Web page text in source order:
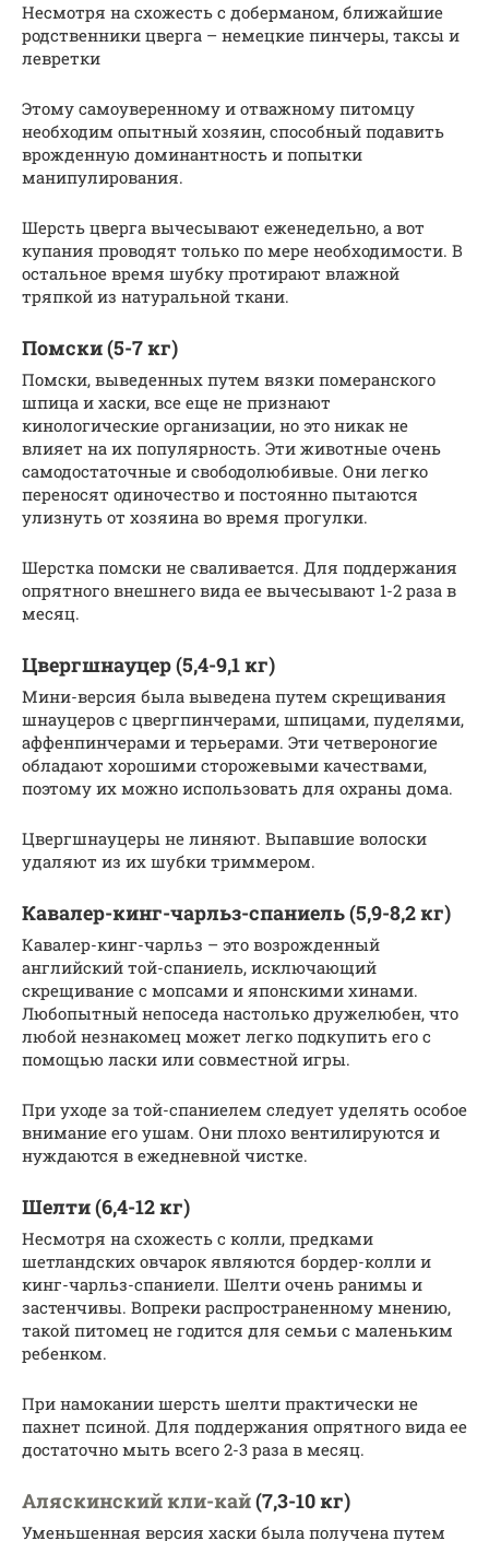
Несмотря на схожесть с доберманом, ближайшие
родственники цверга – немецкие пинчеры, таксы и
левретки
Этому самоуверенному и отважному питомцу
необходим опытный хозяин, способный подавить
врожденную доминантность и попытки
манипулирования.
Шерсть цверга вычесывают еженедельно, а вот
купания проводят только по мере необходимости. В
остальное время шубку протирают влажной
тряпкой из натуральной ткани.
Помски (5-7 кг)
Помски, выведенных путем вязки померанского
шпица и хаски, все еще не признают
кинологические организации, но это никак не
влияет на их популярность. Эти животные очень
самодостаточные и свободолюбивые. Они легко
переносят одиночество и постоянно пытаются
улизнуть от хозяина во время прогулки.
Шерстка помски не сваливается. Для поддержания
опрятного внешнего вида ее вычесывают 1-2 раза в
месяц.
Цвергшнауцер (5,4-9,1 кг)
Мини-версия была выведена путем скрещивания
шнауцеров с цвергпинчерами, шпицами, пуделями,
аффенпинчерами и терьерами. Эти четвероногие
обладают хорошими сторожевыми качествами,
поэтому их можно использовать для охраны дома.
Цвергшнауцеры не линяют. Выпавшие волоски
удаляют из их шубки триммером.
Кавалер-кинг-чарльз-спаниель (5,9-8,2 кг)
Кавалер-кинг-чарльз – это возрожденный
английский той-спаниель, исключающий
скрещивание с мопсами и японскими хинами.
Любопытный непоседа настолько дружелюбен, что
любой незнакомец может легко подкупить его с
помощью ласки или совместной игры.
При уходе за той-спаниелем следует уделять особое
внимание его ушам. Они плохо вентилируются и
нуждаются в ежедневной чистке.
Шелти (6,4-12 кг)
Несмотря на схожесть с колли, предками
шетландских овчарок являются бордер-колли и
кинг-чарльз-спаниели. Шелти очень ранимы и
застенчивы. Вопреки распространенному мнению,
такой питомец не годится для семьи с маленьким
ребенком.
При намокании шерсть шелти практически не
пахнет псиной. Для поддержания опрятного вида ее
достаточно мыть всего 2-3 раза в месяц.
Аляскинский кли-кай(7,3-10 кг)
Уменьшенная версия хаски была получена путем